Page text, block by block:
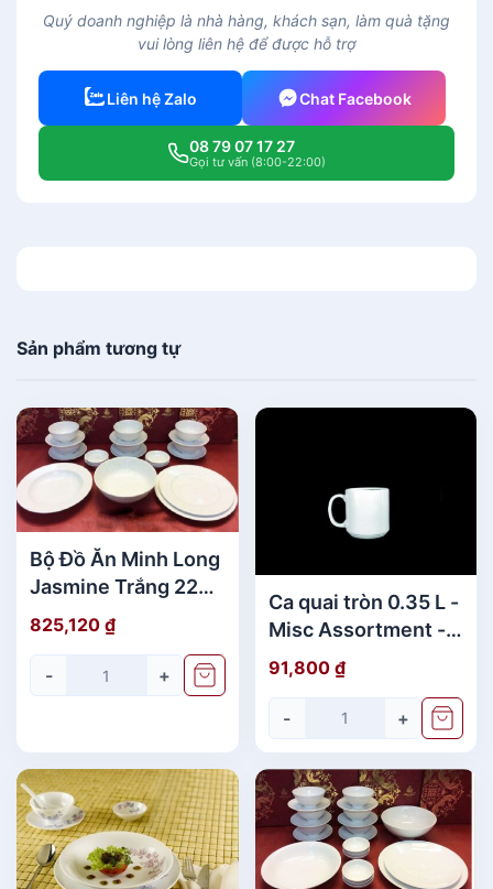
à
ứ
i
.
V
u
n
g
T
ắ
g
p
s
ố
l
ư
Quý doanh nghiệp là nhà hàng, khách sạn, làm quà tặng
vui lòng liên hệ để được hỗ trợ
Liên hệ Zalo Chat Facebook
08 79 07 17 27
Gọi tư vấn (8:00-22:00)
Sản phẩm tương tự
Bộ Đồ Ăn Minh Long
Jasmine Trắng 22
Sản Phẩm Cao Cấp
825,120 ₫
- +
Ca quai tròn 0.35 L -
Misc Assortment -
Trắng
91,800 ₫
- +